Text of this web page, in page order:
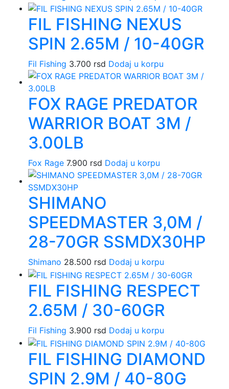
FIL FISHING NEXUS
SPIN 2.65M / 10-40GR
Fil Fishing 3.700 rsd Dodaj u korpu
FOX RAGE PREDATOR
WARRIOR BOAT 3M /
3.00LB
Fox Rage 7.900 rsd Dodaj u korpu
SHIMANO
SPEEDMASTER 3,0M /
28-70GR SSMDX30HP
Shimano 28.500 rsd Dodaj u korpu
FIL FISHING RESPECT
2.65M / 30-60GR
Fil Fishing 3.900 rsd Dodaj u korpu
FIL FISHING DIAMOND
SPIN 2.9M / 40-80G